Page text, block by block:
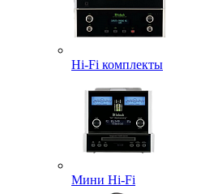
Hi-Fi комплекты
Мини Hi-Fi